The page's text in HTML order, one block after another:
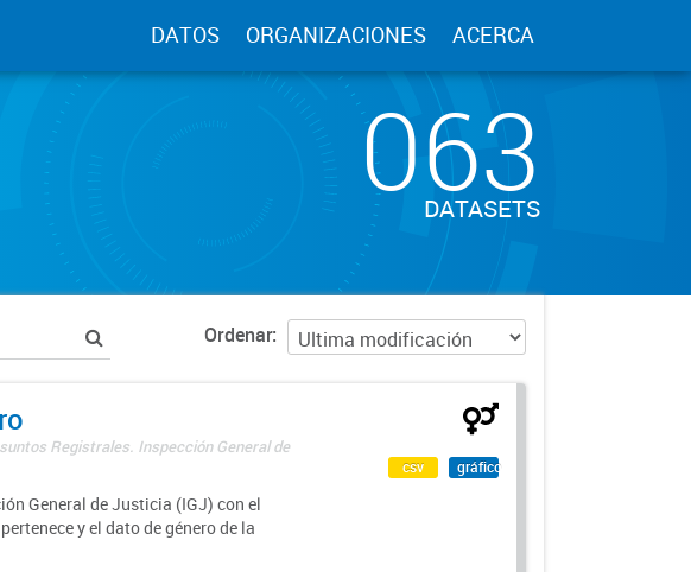
DATOS ORGANIZACIONES ACERCA
063
DATASETS
Ordenar
Registrales. Inspección General de
General de Justicia (IGJ) con el
y el dato de género de la
csv gráfico